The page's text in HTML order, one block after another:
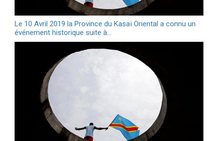
Le 10 Avril 2019 la Province du Kasaï Oriental a connu un
événement historique suite à…